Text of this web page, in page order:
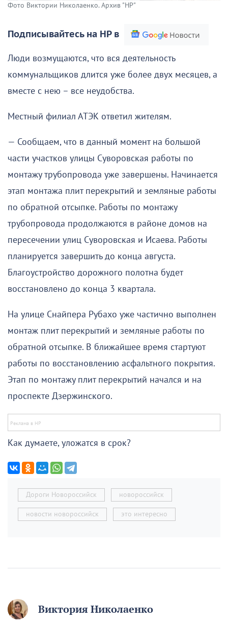
Фото Виктории Николаенко. Архив "НР"
Подписывайтесь на НР в
Люди возмущаются, что вся деятельность
коммунальщиков длится уже более двух месяцев, а
вместе с нею – все неудобства.
Местный филиал АТЭК ответил жителям.
— Сообщаем, что в данный момент на большой
части участков улицы Суворовская работы по
монтажу трубопровода уже завершены. Начинается
этап монтажа плит перекрытий и земляные работы
по обратной отсыпке. Работы по монтажу
трубопровода продолжаются в районе домов на
пересечении улиц Суворовская и Исаева. Работы
планируется завершить до конца августа.
Благоустройство дорожного полотна будет
восстановлено до конца 3 квартала.
На улице Снайпера Рубахо уже частично выполнен
монтаж плит перекрытий и земляные работы по
обратной отсыпке. В ближайшее время стартуют
работы по восстановлению асфальтного покрытия.
Этап по монтажу плит перекрытий начался и на
проспекте Дзержинского.
Как думаете, уложатся в срок?
Дороги Новороссийск новороссийск
новости новороссийск это интересно
Виктория Николаенко